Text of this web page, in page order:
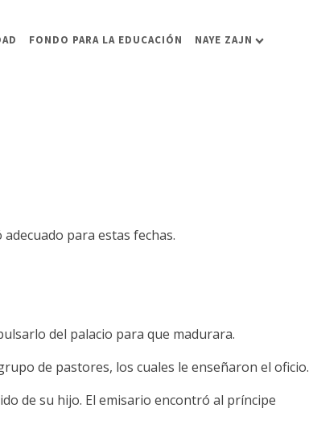
FONDO PARA LA EDUCACIÓN NAYE ZAJN
para estas fechas.
del palacio para que madurara.
de pastores, los cuales le enseñaron el oficio.
de su hijo. El emisario encontró al príncipe